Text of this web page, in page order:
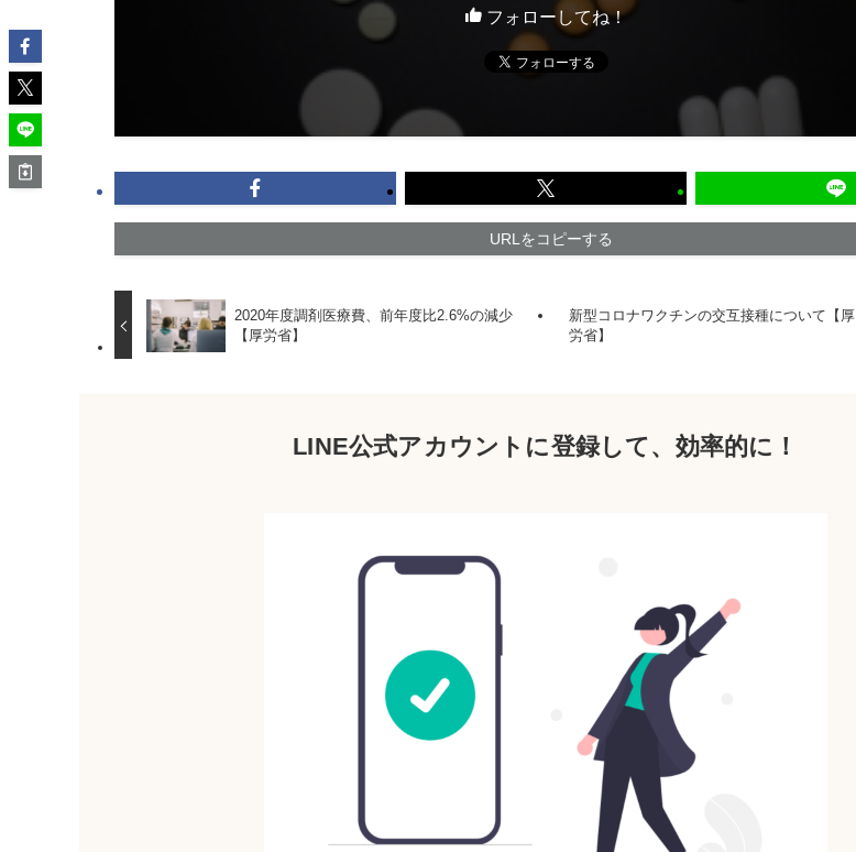
フォローしてね！
URLをコピーする
2020年度調剤医療費、前年度比2.6%の減少
【厚労省】
新型コロナワクチンの交互接種について【厚
労省】
LINE公式アカウントに登録して、効率的に！